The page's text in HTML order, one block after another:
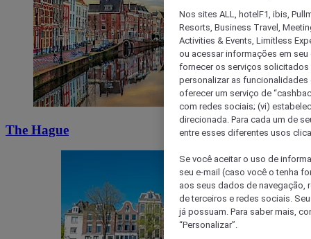
The Hague
Nos sites ALL, hotelF1, ibis,
Resorts, Business Travel,
Activities & Events, Limitless
ou acessar informações em
fornecer os serviços solicitados
personalizar as
oferecer um serviço de
com redes sociais; (vi)
direcionada. Para cada um de
entre esses diferentes usos
Se você aceitar o uso de
seu e-mail (caso você o tenha
aos seus dados de navegação,
de terceiros e redes sociais.
já possuam. Para saber mais,
“Personalizar”.